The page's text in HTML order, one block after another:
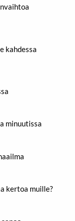
kahdessa
minuutissa
kertoa muille?